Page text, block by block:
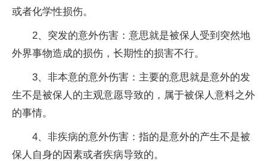
或者化学性损伤。
2、突发的意外伤害：意思就是被保人受到突然地
外界事物造成的损伤，长期性的损害不行。
3、非本意的意外伤害：主要的意思就是意外的发
生不是被保人的主观意愿导致的，属于被保人意料之外
的事情。
4、非疾病的意外伤害：指的是意外的产生不是被
保人自身的因素或者疾病导致的。